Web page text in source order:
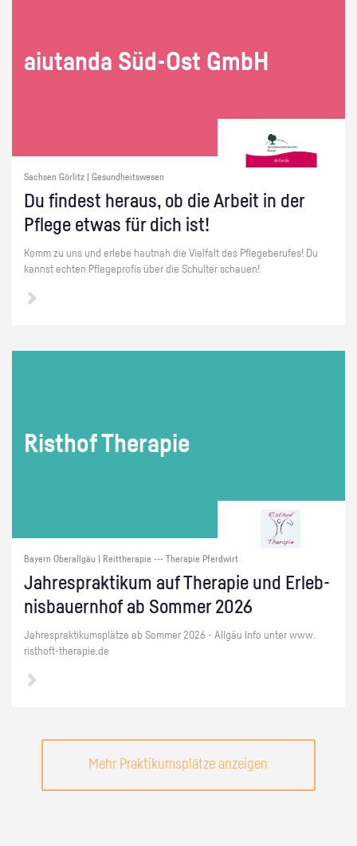
ai­utan­da Süd-Ost GmbH
Sachsen Görlitz | Gesundheitswesen
Du fin­dest her­aus, ob die Ar­beit in der
Pfle­ge etwas für dich ist!
Komm zu uns und er­le­be haut­nah die Viel­falt des Pfle­ge­be­ru­fes! Du
kannst ech­ten Pfle­ge­pro­fis über die Schul­ter schau­en!
Ris­t­hof The­ra­pie
Bayern Oberallgäu | Reittherapie --- Therapie Pferdwirt
Jah­resprak­ti­kum auf The­ra­pie und Er­leb­
nis­bau­ern­hof ab Som­mer 2026
Jah­resprak­ti­kums­plät­ze ab Som­mer 2026 - All­gäu Info unter www.​
risthoft-​therapie.​de
Mehr Praktikumsplätze anzeigen